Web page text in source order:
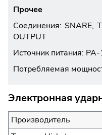
Прочее
Соединения: SNARE,
OUTPUT
Источник питания:
Потребляемая
Электронная
Производитель